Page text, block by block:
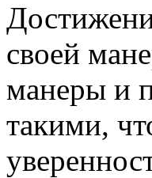
своей
манеры и
такими,